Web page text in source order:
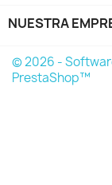
NUESTRA
© 2026 -
PrestaShop™